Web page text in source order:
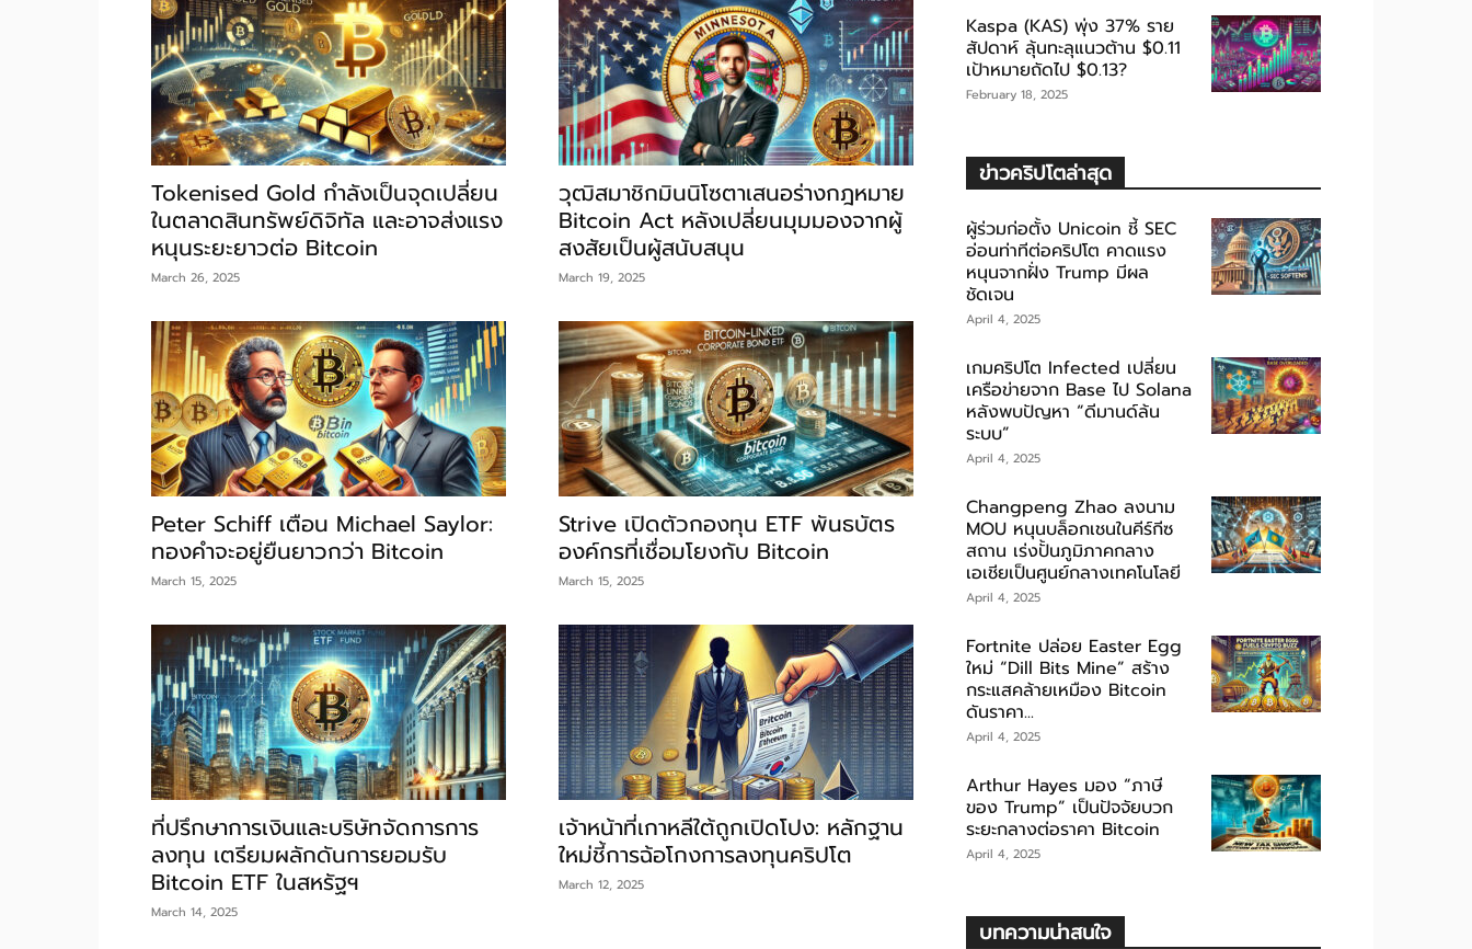
Tokenised Gold กำลังเป็นจุดเปลี่ยน
ในตลาดสินทรัพย์ดิจิทัล และอาจส่งแรง
หนุนระยะยาวต่อ Bitcoin
March 26, 2025
วุฒิสมาชิกมินนิโซตาเสนอร่างกฎหมาย
Bitcoin Act หลังเปลี่ยนมุมมองจากผู้
สงสัยเป็นผู้สนับสนุน
March 19, 2025
Peter Schiff เตือน Michael Saylor:
ทองคำจะอยู่ยืนยาวกว่า Bitcoin
March 15, 2025
Strive เปิดตัวกองทุน ETF พันธบัตร
องค์กรที่เชื่อมโยงกับ Bitcoin
March 15, 2025
ที่ปรึกษาการเงินและบริษัทจัดการการ
ลงทุน เตรียมผลักดันการยอมรับ
Bitcoin ETF ในสหรัฐฯ
March 14, 2025
เจ้าหน้าที่เกาหลีใต้ถูกเปิดโปง: หลักฐาน
ใหม่ชี้การฉ้อโกงการลงทุนคริปโต
March 12, 2025
Kaspa (KAS) พุ่ง 37% ราย
สัปดาห์ ลุ้นทะลุแนวต้าน $0.11
เป้าหมายถัดไป $0.13?
February 18, 2025
ข่าวคริปโตล่าสุด
ผู้ร่วมก่อตั้ง Unicoin ชี้ SEC
อ่อนท่าทีต่อคริปโต คาดแรง
หนุนจากฝั่ง Trump มีผล
ชัดเจน
April 4, 2025
เกมคริปโต Infected เปลี่ยน
เครือข่ายจาก Base ไป Solana
หลังพบปัญหา “ดีมานด์ล้น
ระบบ”
April 4, 2025
Changpeng Zhao ลงนาม
MOU หนุนบล็อกเชนในคีร์กีซ
สถาน เร่งปั้นภูมิภาคกลาง
เอเชียเป็นศูนย์กลางเทคโนโลยี
April 4, 2025
Fortnite ปล่อย Easter Egg
ใหม่ “Dill Bits Mine” สร้าง
กระแสคล้ายเหมือง Bitcoin
ดันราคา...
April 4, 2025
Arthur Hayes มอง “ภาษี
ของ Trump” เป็นปัจจัยบวก
ระยะกลางต่อราคา Bitcoin
April 4, 2025
บทความน่าสนใจ